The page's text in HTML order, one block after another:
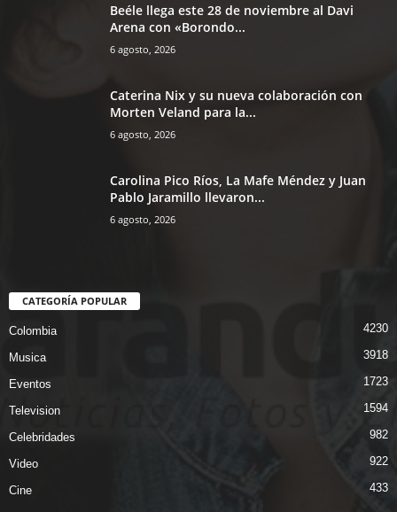
Beéle llega este 28 de noviembre al Davi
Arena con «Borondo...
6 agosto, 2026
Caterina Nix y su nueva colaboración con
Morten Veland para la...
6 agosto, 2026
Carolina Pico Ríos, La Mafe Méndez y Juan
Pablo Jaramillo llevaron...
6 agosto, 2026
CATEGORÍA POPULAR
Colombia 4230
Musica 3918
Eventos 1723
Television 1594
Celebridades 982
Video 922
Cine 433